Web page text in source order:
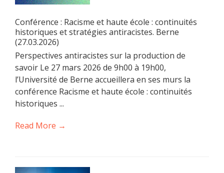
Conférence : Racisme et haute école : continuités
historiques et stratégies antiracistes. Berne
(27.03.2026)
Perspectives antiracistes sur la production de
savoir Le 27 mars 2026 de 9h00 à 19h00,
l’Université de Berne accueillera en ses murs la
conférence Racisme et haute école : continuités
historiques ...
Read More →